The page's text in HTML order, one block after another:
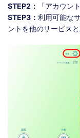
STEP2：
「アカウン
STEP3： 利用可能な
ントを他のサービス